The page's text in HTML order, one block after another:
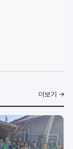
더보기 →